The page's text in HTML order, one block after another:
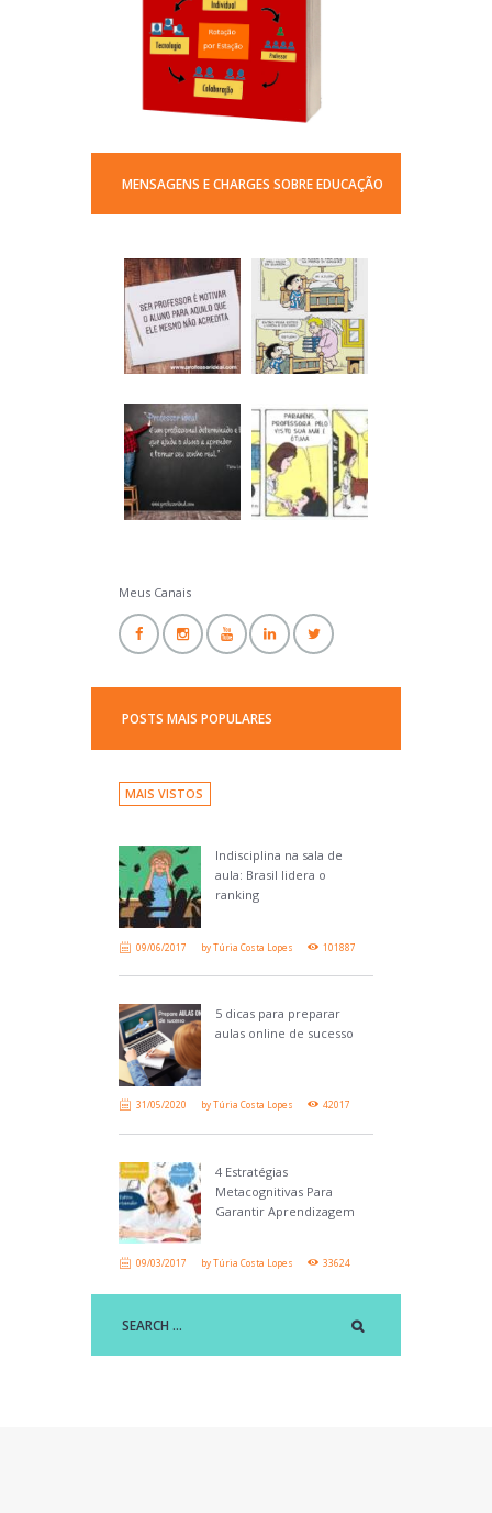
MENSAGENS E CHARGES SOBRE EDUCAÇÃO
Meus Canais
POSTS MAIS POPULARES
MAIS VISTOS
Indisciplina na sala de
aula: Brasil lidera o
ranking
09/06/2017 byTúria Costa Lopes 101887
5 dicas para preparar
aulas online de sucesso
31/05/2020 byTúria Costa Lopes 42017
4 Estratégias
Metacognitivas Para
Garantir Aprendizagem
09/03/2017 byTúria Costa Lopes 33624